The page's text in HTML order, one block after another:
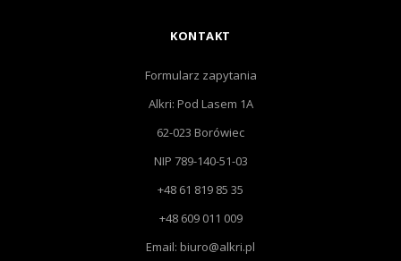
KONTAKT
Formularz zapytania
Alkri: Pod Lasem 1A
62-023 Borówiec
NIP 789-140-51-03
+48 61 819 85 35
+48 609 011 009
Email: biuro@alkri.pl